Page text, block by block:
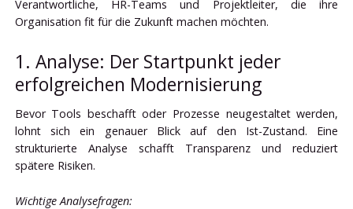
Verantwortliche, HR-Teams und Projektleiter, die ihre
Organisation fit für die Zukunft machen möchten.
1. Analyse: Der Startpunkt jeder
erfolgreichen Modernisierung
Bevor Tools beschafft oder Prozesse neugestaltet werden,
lohnt sich ein genauer Blick auf den Ist-Zustand. Eine
strukturierte Analyse schafft Transparenz und reduziert
spätere Risiken.
Wichtige Analysefragen: